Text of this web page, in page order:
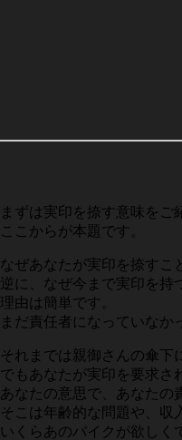
まずは実印を捺す意味をご
ここからが本題です。
なぜあなたが実印を捺すこ
逆に、なぜ今まで実印を持
理由は簡単です。
まだ責任者になっていなか
それまでは親御さんの傘下
でもあなたが実印を要求さ
あなたの意思で、あなたの
そこは年齢的な問題や、収
いくらあのバイクが欲しく